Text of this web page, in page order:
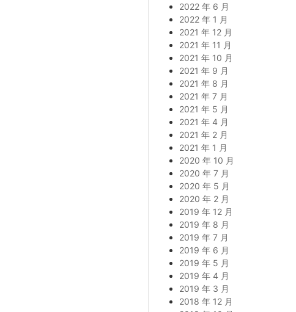
2022 年 6 月
2022 年 1 月
2021 年 12 月
2021 年 11 月
2021 年 10 月
2021 年 9 月
2021 年 8 月
2021 年 7 月
2021 年 5 月
2021 年 4 月
2021 年 2 月
2021 年 1 月
2020 年 10 月
2020 年 7 月
2020 年 5 月
2020 年 2 月
2019 年 12 月
2019 年 8 月
2019 年 7 月
2019 年 6 月
2019 年 5 月
2019 年 4 月
2019 年 3 月
2018 年 12 月